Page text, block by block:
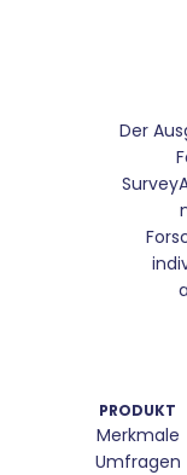
Der
PRODUKT
Merkmale
Umfragen